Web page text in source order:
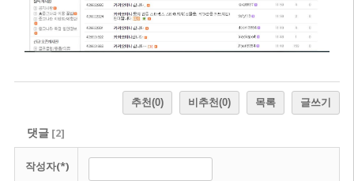
추천(0) 비추천(0) 목록 글쓰기
댓글[2]
작성자(*)